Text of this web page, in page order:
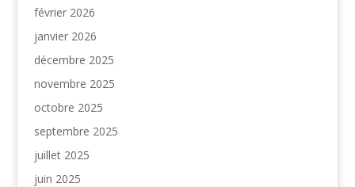
février 2026
janvier 2026
décembre 2025
novembre 2025
octobre 2025
septembre 2025
juillet 2025
juin 2025